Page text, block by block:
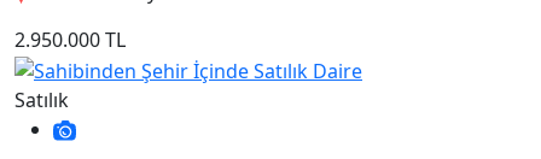
2.950.000 TL
Satılık